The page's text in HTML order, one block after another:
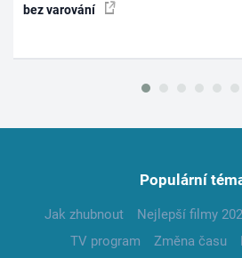
bez varování
Populární
Jak zhubnout Nejlepší filmy
TV program
Změna času